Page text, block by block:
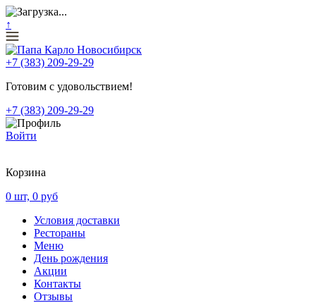
↑
+7 (383) 209-29-29
Готовим с удовольствием!
+7 (383) 209-29-29
Войти
Корзина
0 шт, 0 руб
Условия доставки
Рестораны
Меню
День рождения
Акции
Контакты
Отзывы